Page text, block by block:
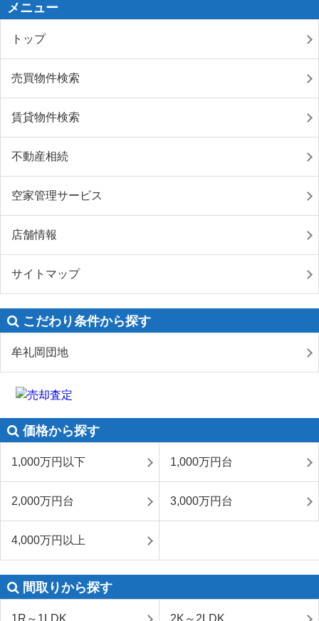
メニュー
トップ
売買物件検索
賃貸物件検索
不動産相続
空家管理サービス
店舗情報
サイトマップ
こだわり条件から探す
牟礼岡団地
価格から探す
1,000万円以下 1,000万円台
2,000万円台 3,000万円台
4,000万円以上
間取りから探す
1R～1LDK 2K～2LDK